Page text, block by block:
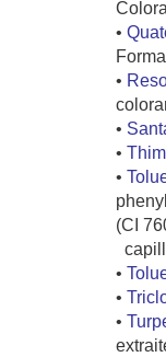
•
•
•
•
•
(CI
•
•
•